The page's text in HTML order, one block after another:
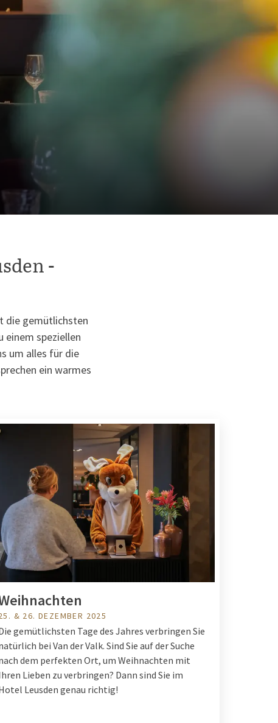
-
die gemütlichsten
einem speziellen
um alles für die
ein warmes
& 26. DEZEMBER 2025
gemütlichsten Tage des Jahres verbringen Sie
bei Van der Valk. Sind Sie auf der Suche
dem perfekten Ort, um Weihnachten mit
Lieben zu verbringen? Dann sind Sie im
Leusden genau richtig!